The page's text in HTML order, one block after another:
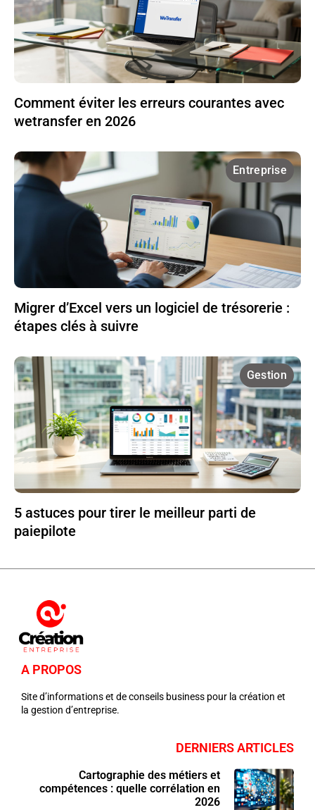
Comment éviter les erreurs courantes avec
wetransfer en 2026
Entreprise
Migrer d’Excel vers un logiciel de trésorerie :
étapes clés à suivre
Gestion
5 astuces pour tirer le meilleur parti de
paiepilote
A PROPOS
Site d’informations et de conseils business pour la création et
la gestion d’entreprise.
DERNIERS ARTICLES
Cartographie des métiers et
compétences : quelle corrélation en
2026